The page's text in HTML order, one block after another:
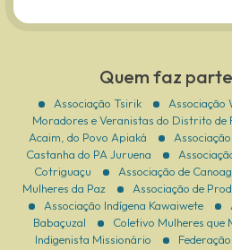
Quem faz
Associação Tsirik Associação
Moradores e Veranistas do Distrito de
Acaim, do Povo Apiaká
Castanha do PA Juruena
Cotriguaçu
Associação de
Mulheres da Paz
Associação de
Associação Indígena Kawaiwete
Babaçuzal
Coletivo Mulheres que
Indigenista Missionário